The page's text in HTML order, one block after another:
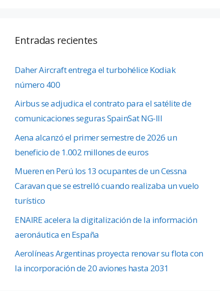
Entradas recientes
Daher Aircraft entrega el turbohélice Kodiak
número 400
Airbus se adjudica el contrato para el satélite de
comunicaciones seguras SpainSat NG-III
Aena alcanzó el primer semestre de 2026 un
beneficio de 1.002 millones de euros
Mueren en Perú los 13 ocupantes de un Cessna
Caravan que se estrelló cuando realizaba un vuelo
turístico
ENAIRE acelera la digitalización de la información
aeronáutica en España
Aerolíneas Argentinas proyecta renovar su flota con
la incorporación de 20 aviones hasta 2031